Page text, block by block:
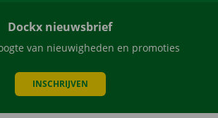
Dockx nieuwsbrief
van nieuwigheden en promoties
INSCHRIJVEN